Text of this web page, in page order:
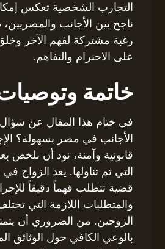
التجارب الشخصية تعكس
ناجح بين الأجانب
رغبة مشتركة لفهم الآخر
على الاحترام والتفاهم.
خاتمة
في ختام هذا المقال عن
الأجانب في مصر بسهولة؟
قانونية وآمنة، نود أن نلخص
التي تم تناولها. يعد الزواج
قضية تتطلب فهماً دقيقاً
والمتطلبات اللازمة التي
الزوجين. من الضروري أن
بالوعي الكافي حول الوثائق